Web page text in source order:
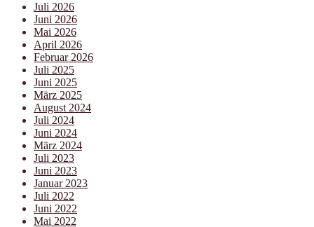
Juli 2026
Juni 2026
Mai 2026
April 2026
Februar 2026
Juli 2025
Juni 2025
März 2025
August 2024
Juli 2024
Juni 2024
März 2024
Juli 2023
Juni 2023
Januar 2023
Juli 2022
Juni 2022
Mai 2022